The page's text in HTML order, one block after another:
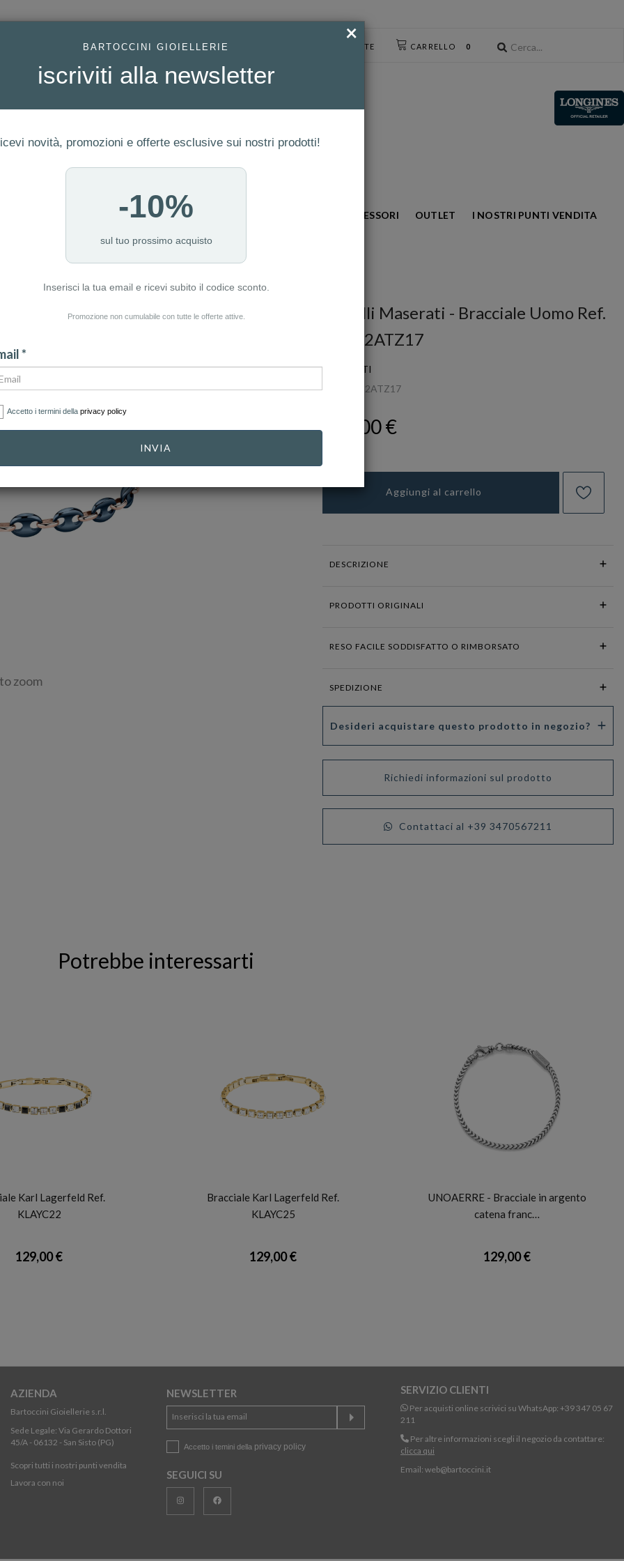
CARRELLO 0
ACCESSO UTENTE
GIOIELLI MODA OROLOGI ACCESSORI OUTLET I NOSTRI PUNTI VENDITA
zoom
Gioielli Maserati - Bracciale Uomo Ref.
JM422ATZ17
MASERATI
JM422ATZ17
129,00 €
Aggiungi al carrello
DESCRIZIONE
PRODOTTI ORIGINALI
RESO FACILE SODDISFATTO O RIMBORSATO
SPEDIZIONE
Desideri acquistare questo prodotto in negozio?
Richiedi informazioni sul prodotto
Contattaci al +39 3470567211
Potrebbe interessarti
Karl Lagerfeld Ref.
KLAYC22
129,00 €
Bracciale Karl Lagerfeld Ref.
KLAYC25
129,00 €
UNOAERRE - Bracciale in argento
catena franc…
129,00 €
AZIENDA
Bartoccini Gioiellerie s.r.l.
Sede Legale: Via Gerardo Dottori
45/A - 06132 - San Sisto (PG)
Scopri tutti i nostri punti vendita
Lavora con noi
NEWSLETTER
Accetto i temini della privacy policy
SEGUICI SU
SERVIZIO CLIENTI
Per acquisti online scrivici su WhatsApp: +39 347 05 67
211
Per altre informazioni scegli il negozio da contattare:
clicca qui
Email: web@bartoccini.it
×
BARTOCCINI GIOIELLERIE
iscriviti alla newsletter
novità, promozioni e offerte esclusive sui nostri prodotti!
-10%
sul tuo prossimo acquisto
Inserisci la tua email e ricevi subito il codice sconto.
Promozione non cumulabile con tutte le offerte attive.
*
Accetto i termini della privacy policy
INVIA